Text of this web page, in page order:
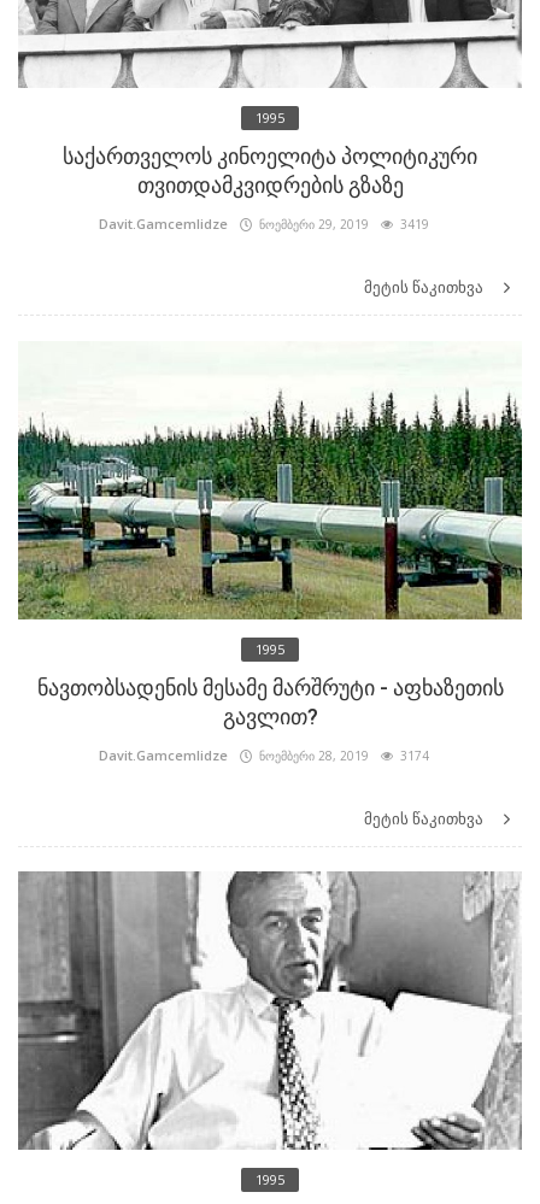
1995
საქართველოს კინოელიტა პოლიტიკური
თვითდამკვიდრების გზაზე
Davit.Gamcemlidze ნოემბერი 29, 2019 3419
მეტის წაკითხვა
1995
ნავთობსადენის მესამე მარშრუტი - აფხაზეთის
გავლით?
Davit.Gamcemlidze ნოემბერი 28, 2019 3174
მეტის წაკითხვა
1995